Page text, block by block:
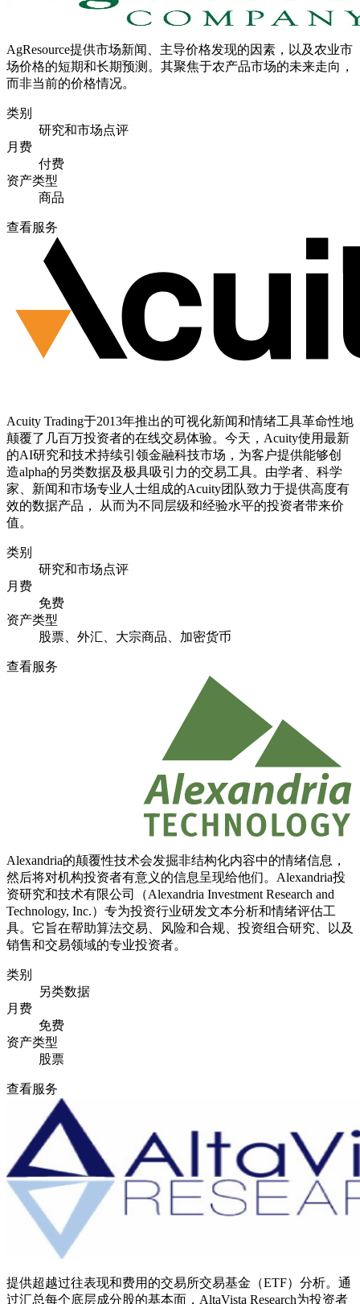
AgResource提供市场新闻、主导价格发现的因素，以及农业市
场价格的短期和长期预测。其聚焦于农产品市场的未来走向，
而非当前的价格情况。
类别
研究和市场点评
月费
付费
资产类型
商品
查看服务
Acuity Trading于2013年推出的可视化新闻和情绪工具革命性地
颠覆了几百万投资者的在线交易体验。今天，Acuity使用最新
的AI研究和技术持续引领金融科技市场，为客户提供能够创
造alpha的另类数据及极具吸引力的交易工具。由学者、科学
家、新闻和市场专业人士组成的Acuity团队致力于提供高度有
效的数据产品， 从而为不同层级和经验水平的投资者带来价
值。
类别
研究和市场点评
月费
免费
资产类型
股票、外汇、大宗商品、加密货币
查看服务
Alexandria的颠覆性技术会发掘非结构化内容中的情绪信息，
然后将对机构投资者有意义的信息呈现给他们。Alexandria投
资研究和技术有限公司（Alexandria Investment Research and
Technology, Inc.）专为投资行业研发文本分析和情绪评估工
具。它旨在帮助算法交易、风险和合规、投资组合研究、以及
销售和交易领域的专业投资者。
类别
另类数据
月费
免费
资产类型
股票
查看服务
提供超越过往表现和费用的交易所交易基金（ETF）分析。通
过汇总每个底层成分股的基本面，AltaVista Research为投资者